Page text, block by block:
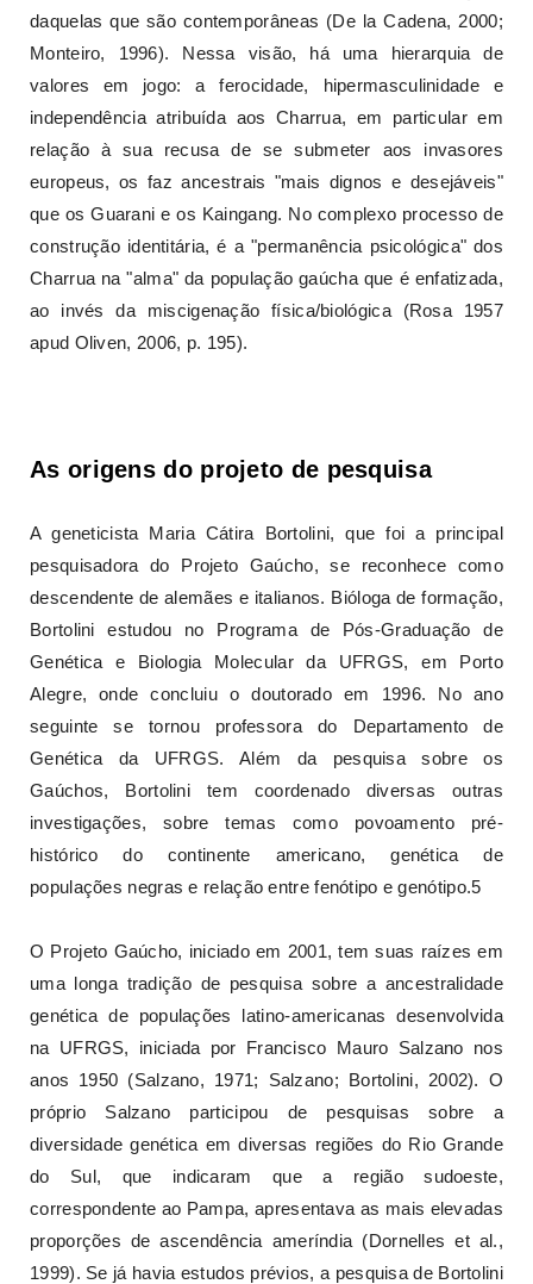
daquelas que são contemporâneas (De la Cadena, 2000;
Monteiro, 1996). Nessa visão, há uma hierarquia de
valores em jogo: a ferocidade, hipermasculinidade e
independência atribuída aos Charrua, em particular em
relação à sua recusa de se submeter aos invasores
europeus, os faz ancestrais "mais dignos e desejáveis"
que os Guarani e os Kaingang. No complexo processo de
construção identitária, é a "permanência psicológica" dos
Charrua na "alma" da população gaúcha que é enfatizada,
ao invés da miscigenação física/biológica (Rosa 1957
apud Oliven, 2006, p. 195).
As origens do projeto de pesquisa
A geneticista Maria Cátira Bortolini, que foi a principal
pesquisadora do Projeto Gaúcho, se reconhece como
descendente de alemães e italianos. Bióloga de formação,
Bortolini estudou no Programa de Pós-Graduação de
Genética e Biologia Molecular da UFRGS, em Porto
Alegre, onde concluiu o doutorado em 1996. No ano
seguinte se tornou professora do Departamento de
Genética da UFRGS. Além da pesquisa sobre os
Gaúchos, Bortolini tem coordenado diversas outras
investigações, sobre temas como povoamento pré-
histórico do continente americano, genética de
populações negras e relação entre fenótipo e genótipo.5
O Projeto Gaúcho, iniciado em 2001, tem suas raízes em
uma longa tradição de pesquisa sobre a ancestralidade
genética de populações latino-americanas desenvolvida
na UFRGS, iniciada por Francisco Mauro Salzano nos
anos 1950 (Salzano, 1971; Salzano; Bortolini, 2002). O
próprio Salzano participou de pesquisas sobre a
diversidade genética em diversas regiões do Rio Grande
do Sul, que indicaram que a região sudoeste,
correspondente ao Pampa, apresentava as mais elevadas
proporções de ascendência ameríndia (Dornelles et al.,
1999). Se já havia estudos prévios, a pesquisa de Bortolini